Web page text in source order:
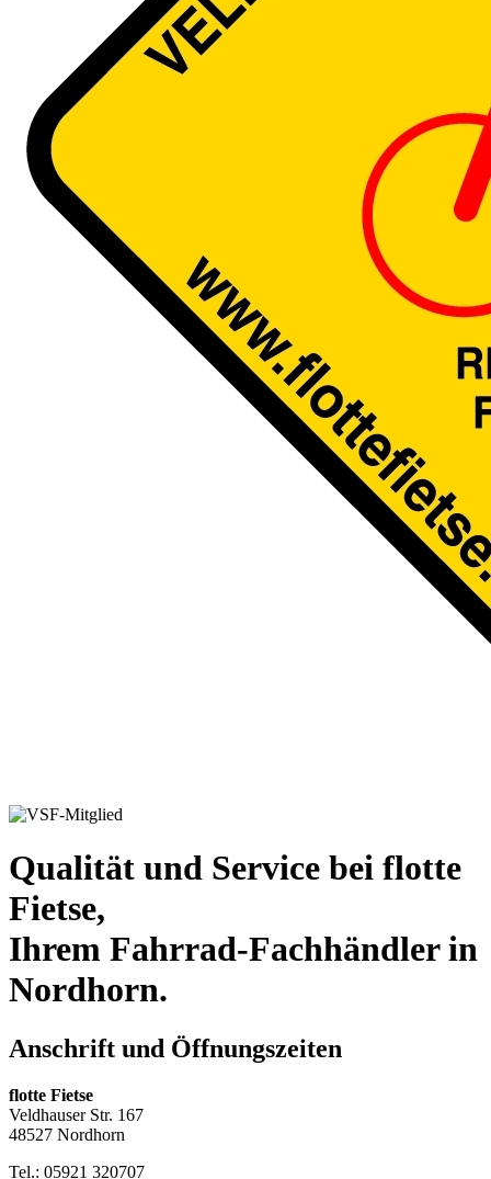
Qualität und Service bei flotte
Fietse,
Ihrem Fahrrad-Fachhändler in
Nordhorn.
Anschrift und Öffnungszeiten
flotte Fietse
Veldhauser Str. 167
48527 Nordhorn
Tel.: 05921 320707